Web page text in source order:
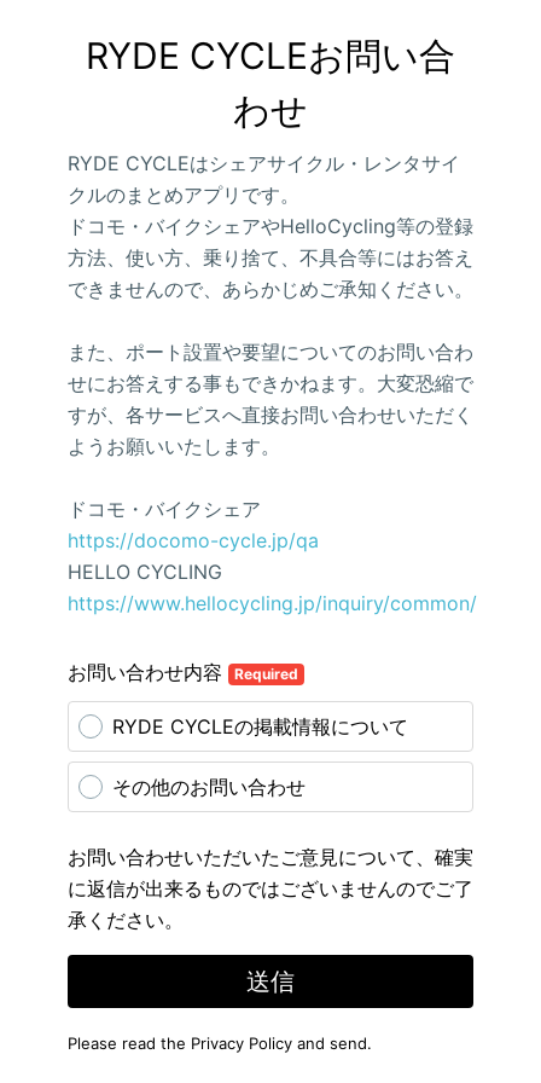
RYDE CYCLEお問い合
わせ
RYDE CYCLEはシェアサイクル・レンタサイ
クルのまとめアプリです。
ドコモ・バイクシェアやHelloCycling等の登録
方法、使い方、乗り捨て、不具合等にはお答え
できませんので、あらかじめご承知ください。
また、ポート設置や要望についてのお問い合わ
せにお答えする事もできかねます。大変恐縮で
すが、各サービスへ直接お問い合わせいただく
ようお願いいたします。
ドコモ・バイクシェア
https://docomo-cycle.jp/qa
HELLO CYCLING
https://www.hellocycling.jp/inquiry/common/
お問い合わせ内容 Required
RYDE CYCLEの掲載情報について
その他のお問い合わせ
お問い合わせいただいたご意見について、確実
に返信が出来るものではございませんのでご了
承ください。
送信
Please read the Privacy Policy and send.